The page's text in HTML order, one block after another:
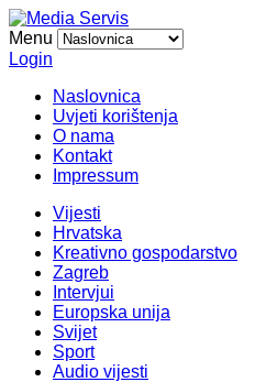
Menu
Login
Naslovnica
Uvjeti korištenja
O nama
Kontakt
Impressum
Vijesti
Hrvatska
Kreativno gospodarstvo
Zagreb
Intervjui
Europska unija
Svijet
Sport
Audio vijesti